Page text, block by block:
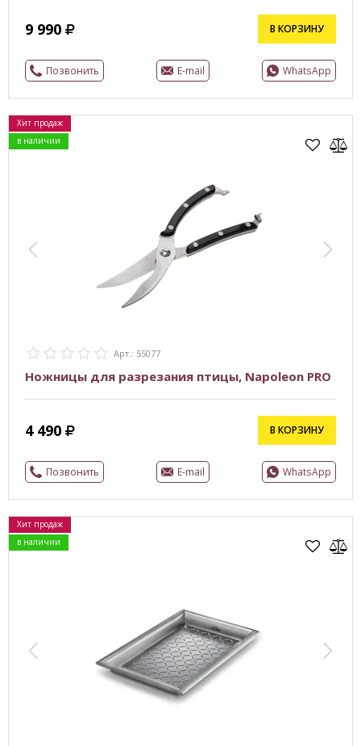
9 990 В КОРЗИНУ
Позвонить E-mail WhatsApp
Хит продаж
в наличии
Арт.: 55077
Ножницы для разрезания птицы, Napoleon PRO
4 490 В КОРЗИНУ
Позвонить E-mail WhatsApp
Хит продаж
в наличии